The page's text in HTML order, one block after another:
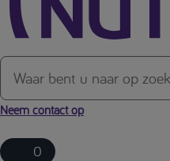
Neem contact op
0